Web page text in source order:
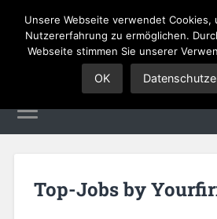
Sales
Top-Jobs by
Unsere Webseite verwendet Cookies,
Nutzererfahrung zu ermöglichen.
Webseite stimmen Sie unserer
OK